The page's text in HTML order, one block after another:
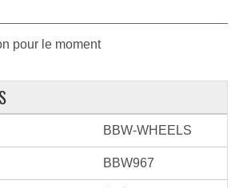
pour le moment
BBW-WHEELS
BBW967